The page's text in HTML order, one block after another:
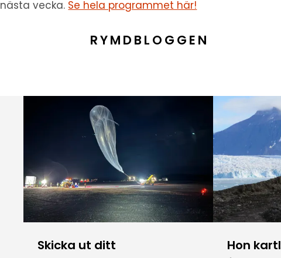
nästa vecka. Se hela programmet här!
RYMDBLOGGEN
Skicka ut ditt
Hon